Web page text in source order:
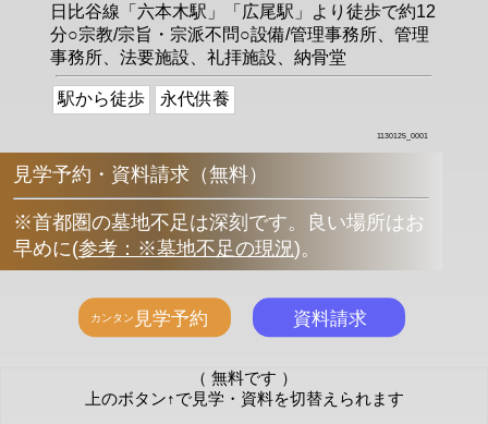
日比谷線「六本木駅」「広尾駅」より徒歩で約12
分○宗教/宗旨・宗派不問○設備/管理事務所、管理
事務所、法要施設、礼拝施設、納骨堂
駅から徒歩 永代供養
1130125_0001
見学予約・資料請求（無料）
※首都圏の墓地不足は深刻です。良い場所はお
早めに(参考：※墓地不足の現況)。
（ 無料です ）
上のボタン↑で見学・資料を切替えられます